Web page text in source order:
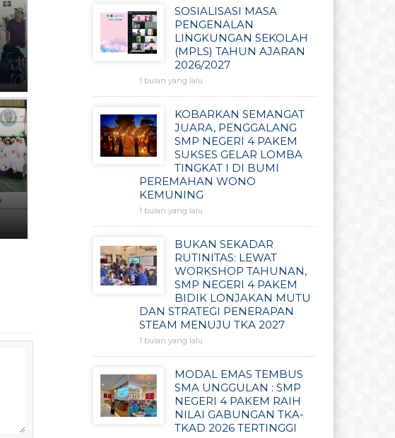
SOSIALISASI MASA
PENGENALAN
LINGKUNGAN SEKOLAH
(MPLS) TAHUN AJARAN
2026/2027
1 bulan yang lalu
KOBARKAN SEMANGAT
JUARA, PENGGALANG
SMP NEGERI 4 PAKEM
SUKSES GELAR LOMBA
TINGKAT I DI BUMI
PEREMAHAN WONO
KEMUNING
1 bulan yang lalu
BUKAN SEKADAR
RUTINITAS: LEWAT
WORKSHOP TAHUNAN,
SMP NEGERI 4 PAKEM
BIDIK LONJAKAN MUTU
DAN STRATEGI PENERAPAN
STEAM MENUJU TKA 2027
1 bulan yang lalu
MODAL EMAS TEMBUS
SMA UNGGULAN : SMP
NEGERI 4 PAKEM RAIH
NILAI GABUNGAN TKA-
TKAD 2026 TERTINGGI